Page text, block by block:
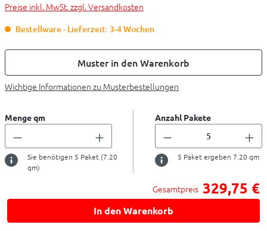
Preise inkl. MwSt. zzgl. Versandkosten
Bestellware - Lieferzeit: 3-4 Wochen
Muster in den Warenkorb
Wichtige Informationen zu Musterbestellungen
Menge qm
Sie benötigen 5 Paket (7.20
qm)
Anzahl Pakete
5 Paket ergeben 7.20 qm
Gesamtpreis 329,75 €
In den Warenkorb